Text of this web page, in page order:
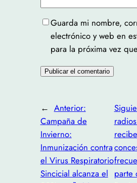
Guarda mi nombre,
electrónico y web en
para la próxima vez
← Anterior:
Campaña de
Invierno:
Inmunización contra
el Virus Respiratorio
Sincicial alcanza el parte